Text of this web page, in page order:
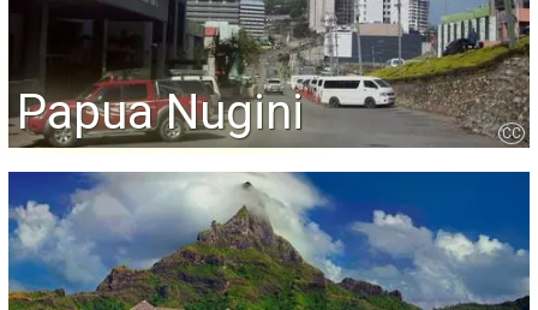
Papua Nugini CC